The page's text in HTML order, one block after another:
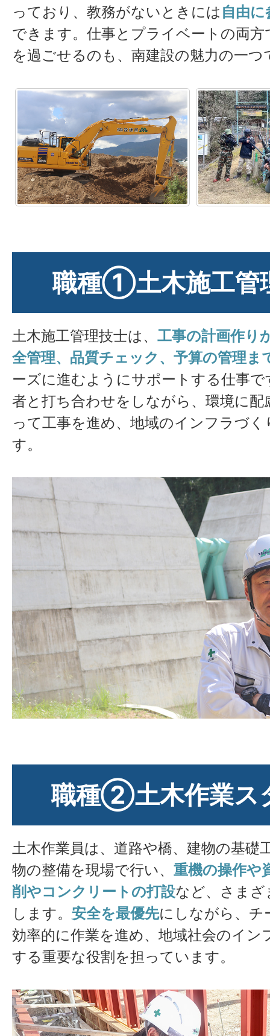
っており、教務がないときには 自由に
できます。仕事とプライベートの両方
を過ごせるのも、南建設の魅力の一つ
職種①土木施工管
土木施工管理技士は、 工事の計画作り
全管理、品質チェック、予算の管理ま
ーズに進むようにサポートする仕事
者と打ち合わせをしながら、環境に配
って工事を進め、地域のインフラづ
す。
職種②土木作業ス
土木作業員は、道路や橋、建物の基礎
物の整備を現場で行い、 重機の操作や
削やコンクリートの打設など、さまざ
します。 安全を最優先にしながら、チ
効率的に作業を進め、地域社会のイン
する重要な役割を担っています。